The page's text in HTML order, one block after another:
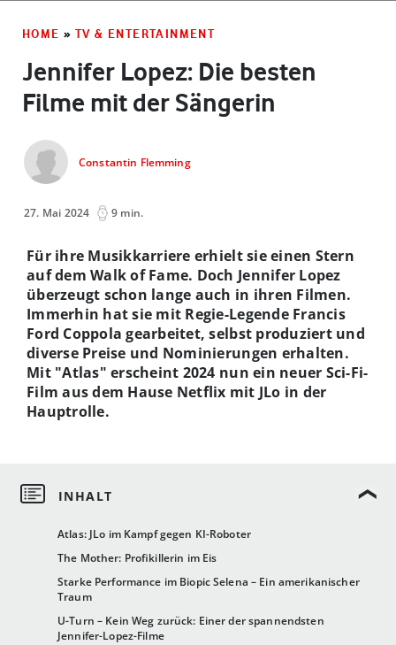
HOME » TV & ENTERTAINMENT
Jennifer Lopez: Die besten
Filme mit der Sängerin
Constantin Flemming
27. Mai 2024 9 min.
Atlas: JLo im Kampf gegen KI-Roboter
The Mother: Profikillerin im Eis
Starke Performance im Biopic Selena – Ein amerikanischer
Traum
U-Turn – Kein Weg zurück: Einer der spannendsten
Jennifer-Lopez-Filme
Für ihre Musikkarriere erhielt sie einen Stern
auf dem Walk of Fame. Doch Jennifer Lopez
überzeugt schon lange auch in ihren Filmen.
Immerhin hat sie mit Regie-Legende Francis
Ford Coppola gearbeitet, selbst produziert und
diverse Preise und Nominierungen erhalten.
Mit "Atlas" erscheint 2024 nun ein neuer Sci-Fi-
Film aus dem Hause Netflix mit JLo in der
Hauptrolle.